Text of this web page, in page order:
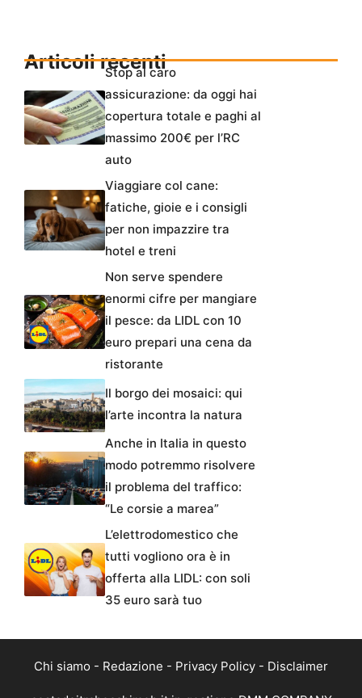
Articoli recenti
Stop al caro
assicurazione: da oggi hai
copertura totale e paghi al
massimo 200€ per l’RC
auto
Viaggiare col cane:
fatiche, gioie e i consigli
per non impazzire tra
hotel e treni
Non serve spendere
enormi cifre per mangiare
il pesce: da LIDL con 10
euro prepari una cena da
ristorante
Il borgo dei mosaici: qui
l’arte incontra la natura
Anche in Italia in questo
modo potremmo risolvere
il problema del traffico:
“Le corsie a marea”
L’elettrodomestico che
tutti vogliono ora è in
offerta alla LIDL: con soli
35 euro sarà tuo
Chi siamo - Redazione - Privacy Policy - Disclaimer